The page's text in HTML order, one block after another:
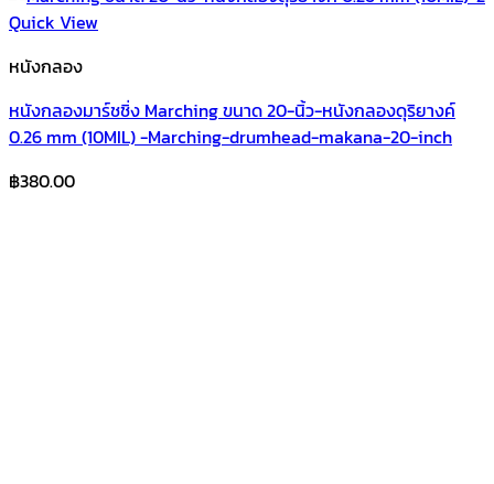
Quick View
หนังกลอง
หนังกลองมาร์ชชิ่ง Marching ขนาด 20-นิ้ว-หนังกลองดุริยางค์
0.26 mm (10MIL) -Marching-drumhead-makana-20-inch
฿380.00